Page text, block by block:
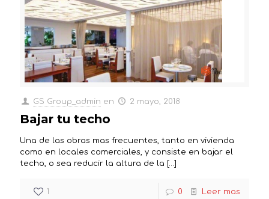
GS Group_admin en 2 mayo, 2018
Bajar tu techo
Una de las obras mas frecuentes, tanto en vivienda
como en locales comerciales, y consiste en bajar el
techo, o sea reducir la altura de la […]
1 0 Leer mas